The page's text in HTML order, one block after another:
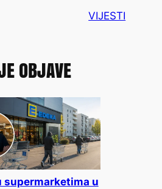
VIJESTI
OBJAVE
supermarketima u